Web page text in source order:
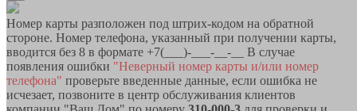
Номер карты разположен под штрих-кодом на обратной
стороне. Номер телефона, указанный при получении карты,
вводится без 8 в формате +7(___)-___-__-__ В случае
появления ошибки "Неверный номер карты и/или номер
телефона" проверьте введенные данные, если ошибка не
исчезает, позвоните в центр обслуживания клиентов